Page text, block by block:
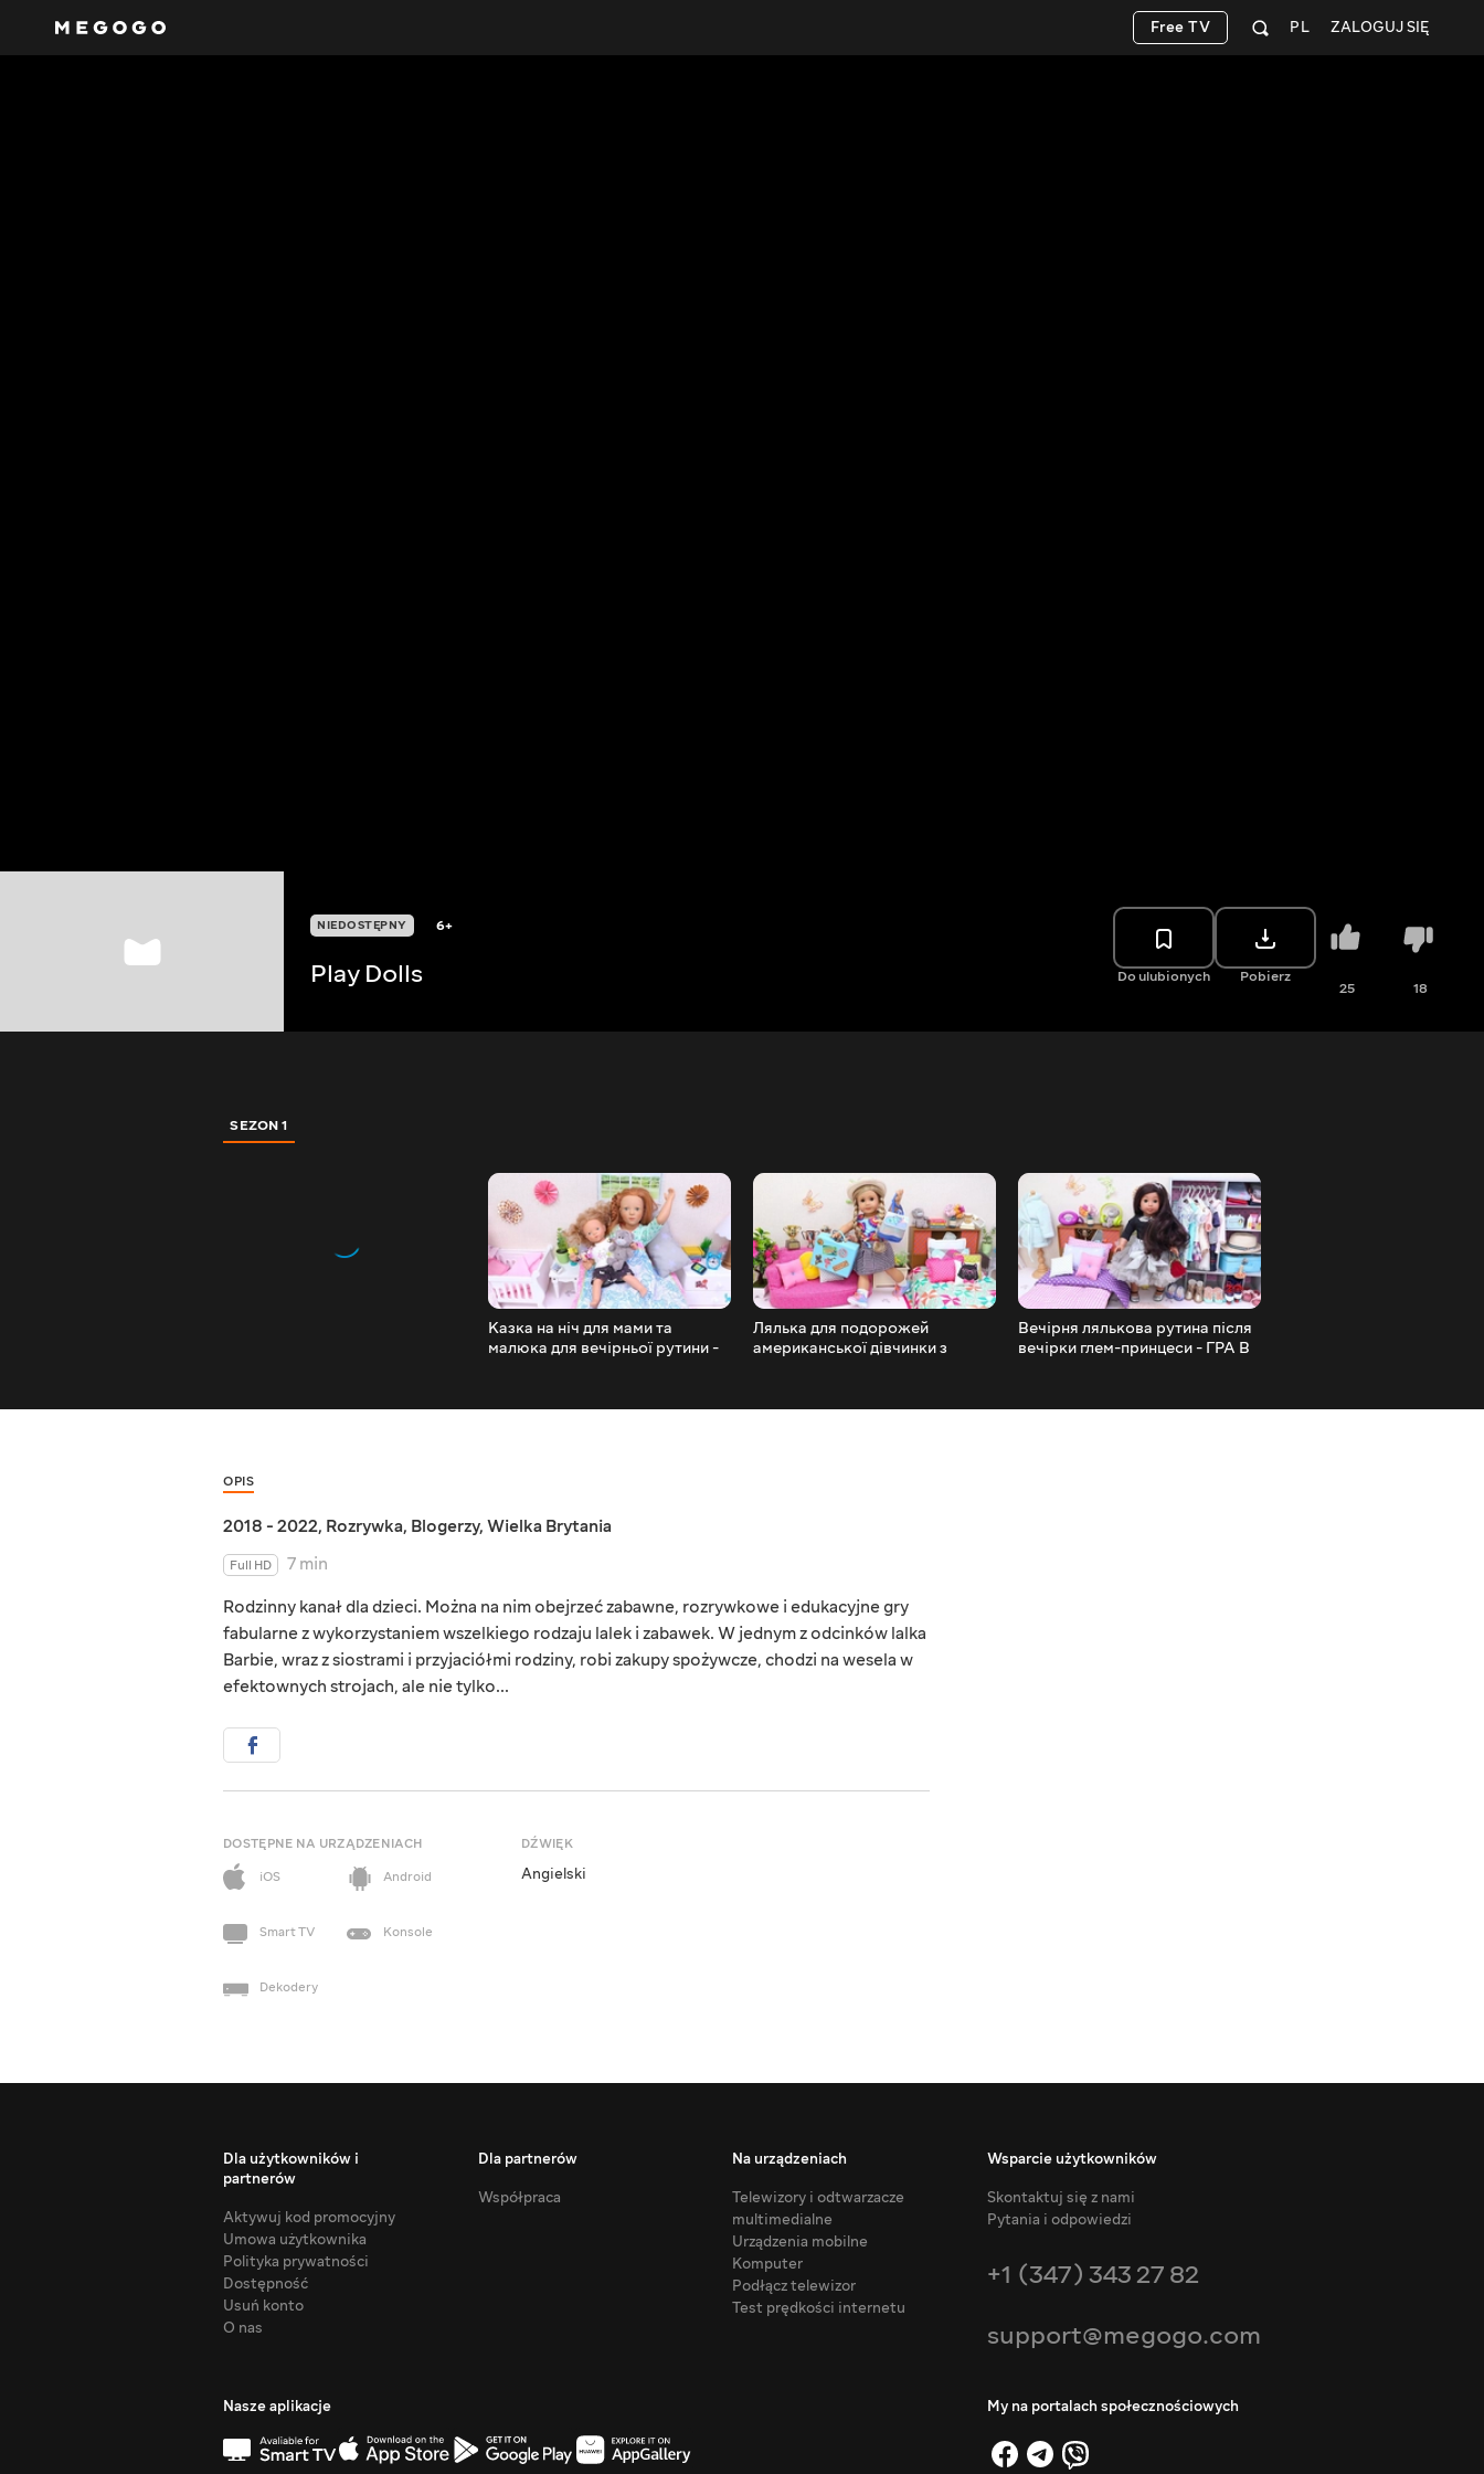
ZALOGUJ SIĘ
PL
Free TV
NIEDOSTĘPNY 6+
Play Dolls Do ulubionych Pobierz
25 18
SEZON 1
Казка на ніч для мами та
малюка для вечірньої рутини -
Лялька для подорожей
американської дівчинки з
Вечірня лялькова рутина після
вечірки глем-принцеси - ГРА В
OPIS
2018 - 2022, Rozrywka, Blogerzy, Wielka Brytania
Full HD
7 min
Rodzinny kanał dla dzieci. Można na nim obejrzeć zabawne, rozrywkowe i edukacyjne gry
fabularne z wykorzystaniem wszelkiego rodzaju lalek i zabawek. W jednym z odcinków lalka
Barbie, wraz z siostrami i przyjaciółmi rodziny, robi zakupy spożywcze, chodzi na wesela w
efektownych strojach, ale nie tylko...
DOSTĘPNE NA URZĄDZENIACH
iOS
Android
Smart TV Konsole
Dekodery
DŹWIĘK
Angielski
Dla użytkowników i
partnerów
Aktywuj kod promocyjny
Umowa użytkownika
Polityka prywatności
Dostępność
Usuń konto
O nas
Dla partnerów
Współpraca
Na urządzeniach
Telewizory i odtwarzacze
multimedialne
Urządzenia mobilne
Komputer
Podłącz telewizor
Test prędkości internetu
Wsparcie użytkowników
Skontaktuj się z nami
Pytania i odpowiedzi
+1 (347) 343 27 82
support@megogo.com
Nasze aplikacje My na portalach społecznościowych